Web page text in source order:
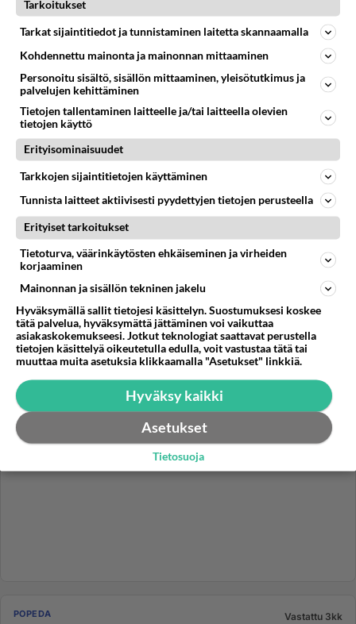
Vastattu 1kk
Jukkis ja Kari Holm
Miksi Kari joutu lähteen bändistä? Halusko sitä vaan
Costi et se lähtee vai halusko sitä Mellukin et Holmi
pois? Äijä k...
20.08.2007 20:55 23 8945 0
POPEDA Vastattu 3kk
Popedan jatko
llalla tuli ohjelma Patesta YLEllä. Kun kuunteli
ohjelmassa vierailleita ihmisiä jotka olivat Paten kanssa
töitä tehneet...
04.01.2026 01:02
POPEDA Vastattu 3kk
Tarkoitukset
Tarkat sijaintitiedot ja tunnistaminen laitetta skannaamalla
Kohdennettu mainonta ja mainonnan mittaaminen
Personoitu sisältö, sisällön mittaaminen, yleisötutkimus ja
palvelujen kehittäminen
Tietojen tallentaminen laitteelle ja/tai laitteella olevien
tietojen käyttö
Erityisominaisuudet
Tarkkojen sijaintitietojen käyttäminen
Tunnista laitteet aktiivisesti pyydettyjen tietojen perusteella
Erityiset tarkoitukset
Tietoturva, väärinkäytösten ehkäiseminen ja virheiden
korjaaminen
Mainonnan ja sisällön tekninen jakelu
Hyväksymällä sallit tietojesi käsittelyn. Suostumuksesi koskee
tätä palvelua, hyväksymättä jättäminen voi vaikuttaa
asiakaskokemukseesi. Jotkut teknologiat saattavat perustella
tietojen käsittelyä oikeutetulla edulla, voit vastustaa tätä tai
muuttaa muita asetuksia klikkaamalla "Asetukset" linkkiä.
Hyväksy kaikki
Asetukset
Tietosuoja